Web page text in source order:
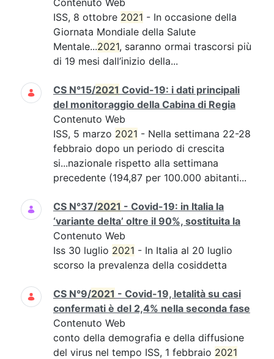
Contenuto Web
ISS, 8 ottobre 2021 - In occasione della
Giornata Mondiale della Salute
Mentale...2021, saranno ormai trascorsi più
di 19 mesi dall’inizio della...
CS N°15/2021 Covid-19: i dati principali
del monitoraggio della Cabina di Regia
Contenuto Web
ISS, 5 marzo 2021 - Nella settimana 22-28
febbraio dopo un periodo di crescita
si...nazionale rispetto alla settimana
precedente (194,87 per 100.000 abitanti...
CS N°37/2021 - Covid-19: in Italia la
‘variante delta’ oltre il 90%, sostituita la
Contenuto Web
Iss 30 luglio 2021 - In Italia al 20 luglio
scorso la prevalenza della cosiddetta
CS N°9/2021 - Covid-19, letalità su casi
confermati è del 2,4% nella seconda fase
Contenuto Web
conto della demografia e della diffusione
del virus nel tempo ISS, 1 febbraio 2021